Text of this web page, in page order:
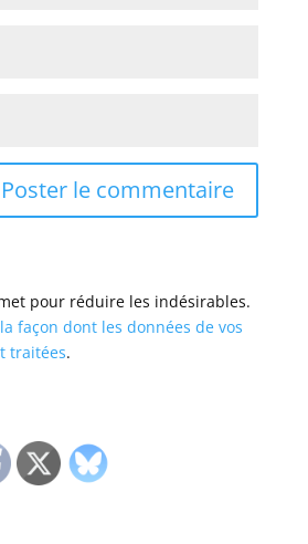
pour réduire les indésirables.
façon dont les données de vos
traitées.